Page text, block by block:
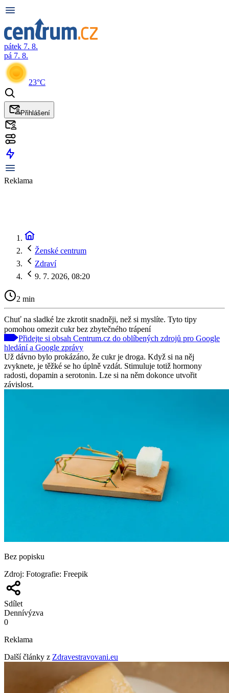
pátek 7. 8.
pá 7. 8.
23°C
Přihlášení
Reklama
Ženské centrum
Zdraví
9. 7. 2026, 08:20
2 min
Chuť na sladké lze zkrotit snadněji, než si myslíte. Tyto tipy
pomohou omezit cukr bez zbytečného trápení
Přidejte si obsah Centrum.cz do oblíbených zdrojů pro Google
hledání a Google zprávy
Už dávno bylo prokázáno, že cukr je droga. Když si na něj
zvyknete, je těžké se ho úplně vzdát. Stimuluje totiž hormony
radosti, dopamin a serotonin. Lze si na něm dokonce utvořit
závislost.
Bez popisku
Zdroj: Fotografie: Freepik
Sdílet
Dennívýzva
0
Reklama
Další články z Zdravestravovani.eu